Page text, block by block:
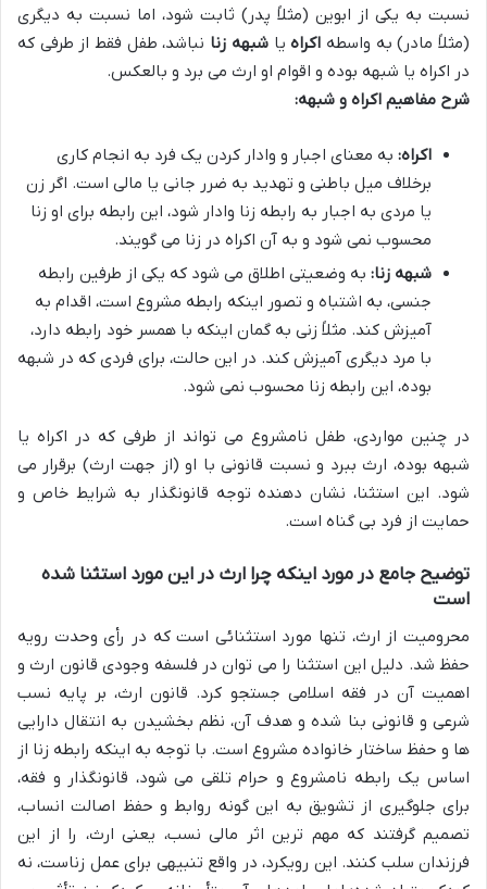
نسبت به یکی از ابوین (مثلاً پدر) ثابت شود، اما نسبت به دیگری
(مثلاً مادر) به واسطه اکراهیاشبهه زنا نباشد، طفل فقط از طرفی که
در اکراه یا شبهه بوده و اقوام او ارث می برد و بالعکس.
شرح مفاهیم اکراه و شبهه:
اکراه: به معنای اجبار و وادار کردن یک فرد به انجام کاری
برخلاف میل باطنی و تهدید به ضرر جانی یا مالی است. اگر زن
یا مردی به اجبار به رابطه زنا وادار شود، این رابطه برای او زنا
محسوب نمی شود و به آن اکراه در زنا می گویند.
شبهه زنا: به وضعیتی اطلاق می شود که یکی از طرفین رابطه
جنسی، به اشتباه و تصور اینکه رابطه مشروع است، اقدام به
آمیزش کند. مثلاً زنی به گمان اینکه با همسر خود رابطه دارد،
با مرد دیگری آمیزش کند. در این حالت، برای فردی که در شبهه
بوده، این رابطه زنا محسوب نمی شود.
در چنین مواردی، طفل نامشروع می تواند از طرفی که در اکراه یا
شبهه بوده، ارث ببرد و نسبت قانونی با او (از جهت ارث) برقرار می
شود. این استثنا، نشان دهنده توجه قانونگذار به شرایط خاص و
حمایت از فرد بی گناه است.
توضیح جامع در مورد اینکه چرا ارث در این مورد استثنا شده
است
محرومیت از ارث، تنها مورد استثنائی است که در رأی وحدت رویه
حفظ شد. دلیل این استثنا را می توان در فلسفه وجودی قانون ارث و
اهمیت آن در فقه اسلامی جستجو کرد. قانون ارث، بر پایه نسب
شرعی و قانونی بنا شده و هدف آن، نظم بخشیدن به انتقال دارایی
ها و حفظ ساختار خانواده مشروع است. با توجه به اینکه رابطه زنا از
اساس یک رابطه نامشروع و حرام تلقی می شود، قانونگذار و فقه،
برای جلوگیری از تشویق به این گونه روابط و حفظ اصالت انساب،
تصمیم گرفتند که مهم ترین اثر مالی نسب، یعنی ارث، را از این
فرزندان سلب کنند. این رویکرد، در واقع تنبیهی برای عمل زناست، نه